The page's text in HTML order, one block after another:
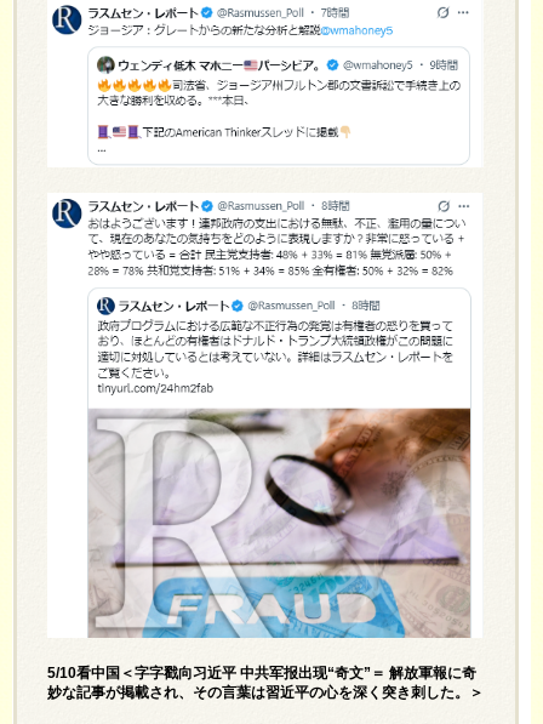
5/10看中国＜字字戳向习近平 中共军报出现“奇文”＝ 解放軍報に奇
妙な記事が掲載され、その言葉は習近平の心を深く突き刺した。＞